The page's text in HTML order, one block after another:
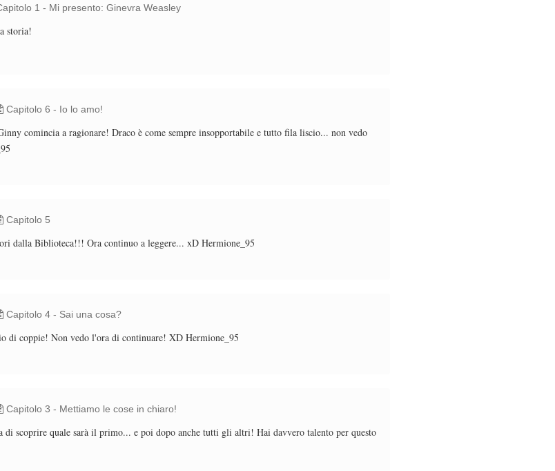
1 - Mi presento: Ginevra Weasley
storia!
Capitolo 6 - Io lo amo!
comincia a ragionare! Draco è come sempre insopportabile e tutto fila liscio... non vedo
Capitolo 5
dalla Biblioteca!!! Ora continuo a leggere... xD Hermione_95
Capitolo 4 - Sai una cosa?
di coppie! Non vedo l'ora di continuare! XD Hermione_95
Capitolo 3 - Mettiamo le cose in chiaro!
scoprire quale sarà il primo... e poi dopo anche tutti gli altri! Hai davvero talento per questo